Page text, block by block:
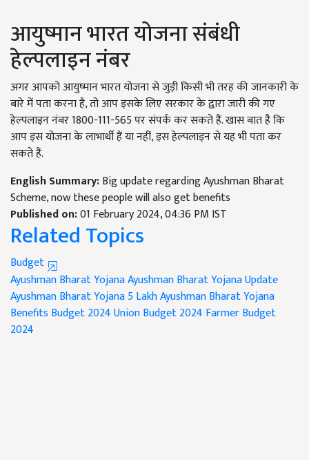
आयुष्मान भारत योजना संबंधी
हेल्पलाइन नंबर
अगर आपको आयुष्मान भारत योजना से जुड़ी किसी भी तरह की जानकारी के
बारे में पता करना है, तो आप इसके लिए सरकार के द्वारा जारी की गए
हेल्पलाइन नंबर 1800-111-565 पर संपर्क कर सकते हैं. खास बात है कि
आप इस योजना के लाभार्थी हैं या नहीं, इस हेल्पलाइन से यह भी पता कर
सकते हैं.
English Summary:Big update regarding Ayushman Bharat
Scheme, now these people will also get benefits
Published on:01 February 2024, 04:36 PM IST
Related Topics
Budget
Ayushman Bharat YojanaAyushman Bharat Yojana Update
Ayushman Bharat Yojana 5 LakhAyushman Bharat Yojana
Benefits Budget 2024Union Budget 2024 Farmer Budget
2024